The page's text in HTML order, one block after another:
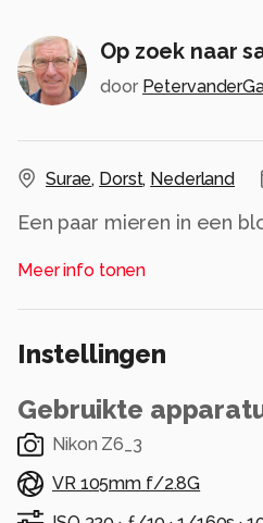
Op zoek naar
door
Surae, Dorst, Nederland
Een paar mieren in een
Alle rechten voorbehouden
Meer info tonen
Instellingen
Gebruikte
Nikon Z6_3
VR 105mm f/2.8G